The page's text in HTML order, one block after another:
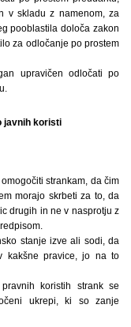
v skladu z namenom, za
pooblastila določa zakon
za odločanje po prostem
upravičen odločati po
javnih koristi
strankam, da čim
morajo skrbeti za to, da
drugih in ne v nasprotju z
stanje izve ali sodi, da
kakšne pravice, jo na to
koristih strank se
ukrepi, ki so zanje